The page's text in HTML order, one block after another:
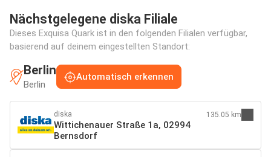
Nächstgelegene diska Filiale
Dieses Exquisa Quark ist in den folgenden Filialen verfügbar,
basierend auf deinem eingestellten Standort:
Berlin
Berlin
Automatisch erkennen
diska
Wittichenauer Straße 1a, 02994
Bernsdorf
135.05 km